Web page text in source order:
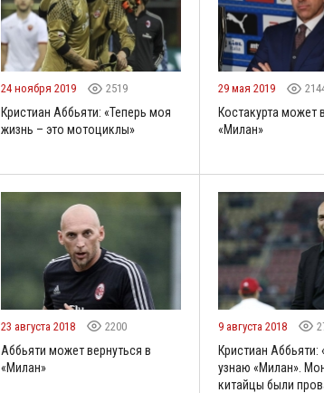
24 ноября 2019 2519
Кристиан Аббьяти: «Теперь моя
жизнь – это мотоциклы»
29 мая 2019
Костакурта может
«Милан»
23 августа 2018 2200
Аббьяти может вернуться в
«Милан»
9 августа 2018
Кристиан Аббьяти:
узнаю «Милан».
китайцы были